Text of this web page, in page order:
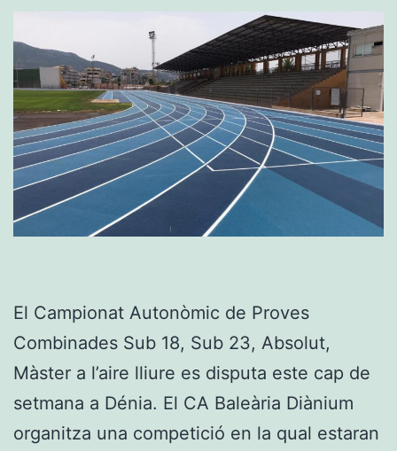
El Campionat Autonòmic de Proves
Combinades Sub 18, Sub 23, Absolut,
Màster a l’aire lliure es disputa este cap de
setmana a Dénia. El CA Baleària Diànium
organitza una competició en la qual estaran